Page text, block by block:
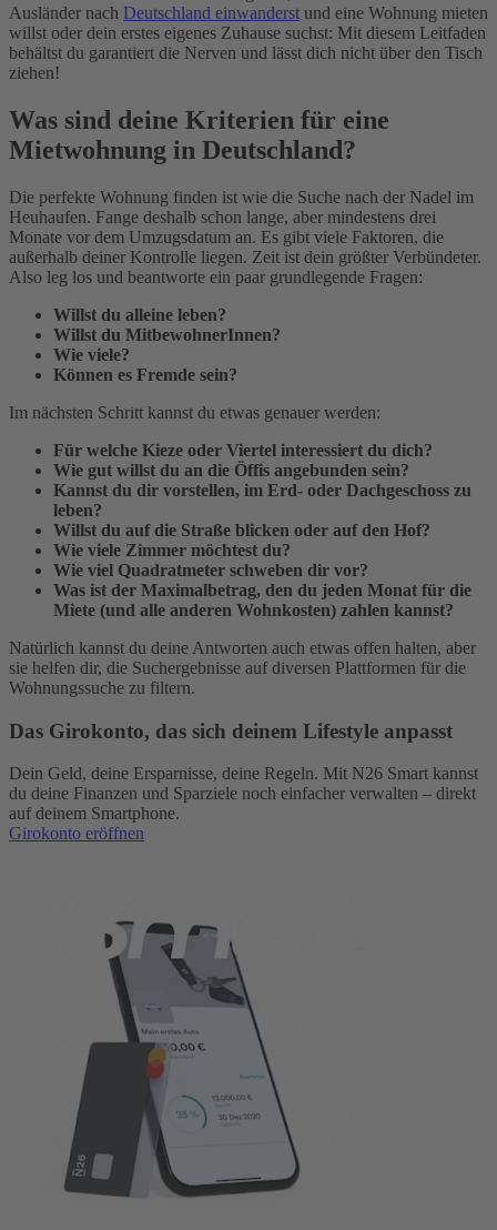
Ausländer nach Deutschland einwanderst und eine Wohnung mieten
willst oder dein erstes eigenes Zuhause suchst: Mit diesem Leitfaden
behältst du garantiert die Nerven und lässt dich nicht über den Tisch
ziehen!
Was sind deine Kriterien für eine
Mietwohnung in Deutschland?
Die perfekte Wohnung finden ist wie die Suche nach der Nadel im
Heuhaufen. Fange deshalb schon lange, aber mindestens drei
Monate vor dem Umzugsdatum an. Es gibt viele Faktoren, die
außerhalb deiner Kontrolle liegen. Zeit ist dein größter Verbündeter.
Also leg los und beantworte ein paar grundlegende Fragen:
Willst du alleine leben?
Willst du MitbewohnerInnen?
Wie viele?
Können es Fremde sein?
Im nächsten Schritt kannst du etwas genauer werden:
Für welche Kieze oder Viertel interessiert du dich?
Wie gut willst du an die Öffis angebunden sein?
Kannst du dir vorstellen, im Erd- oder Dachgeschoss zu
leben?
Willst du auf die Straße blicken oder auf den Hof?
Wie viele Zimmer möchtest du?
Wie viel Quadratmeter schweben dir vor?
Was ist der Maximalbetrag, den du jeden Monat für die
Miete (und alle anderen Wohnkosten) zahlen kannst?
Natürlich kannst du deine Antworten auch etwas offen halten, aber
sie helfen dir, die Suchergebnisse auf diversen Plattformen für die
Wohnungssuche zu filtern.
Das Girokonto, das sich deinem Lifestyle anpasst
Dein Geld, deine Ersparnisse, deine Regeln. Mit N26 Smart kannst
du deine Finanzen und Sparziele noch einfacher verwalten – direkt
auf deinem Smartphone.
Girokonto eröffnen